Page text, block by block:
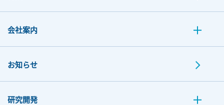
会社案内
お知らせ
研究開発